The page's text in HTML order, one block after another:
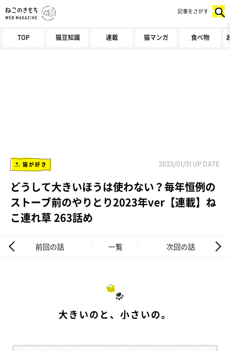
TOP 猫豆知識 連載 猫マンガ 食べ物
記事をさがす
猫が好き 2023/01/31 UP DATE
どうして大きいほうは使わない？毎年恒例の
ストーブ前のやりとり2023年ver【連載】ね
こ連れ草 263話め
前回の話 一覧 次回の話
大きいのと、小さいの。